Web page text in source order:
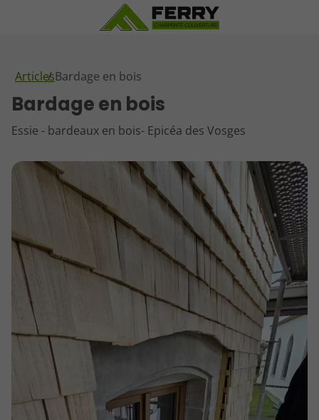
ArticlesBardage en bois
Bardage en bois
Essie - bardeaux en bois- Epicéa des Vosges